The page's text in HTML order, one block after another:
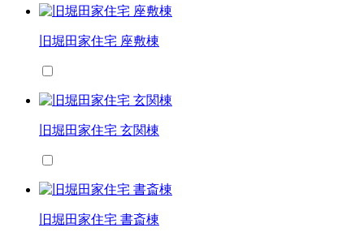
旧堀田家住宅 座敷棟
旧堀田家住宅 玄関棟
旧堀田家住宅 書斎棟